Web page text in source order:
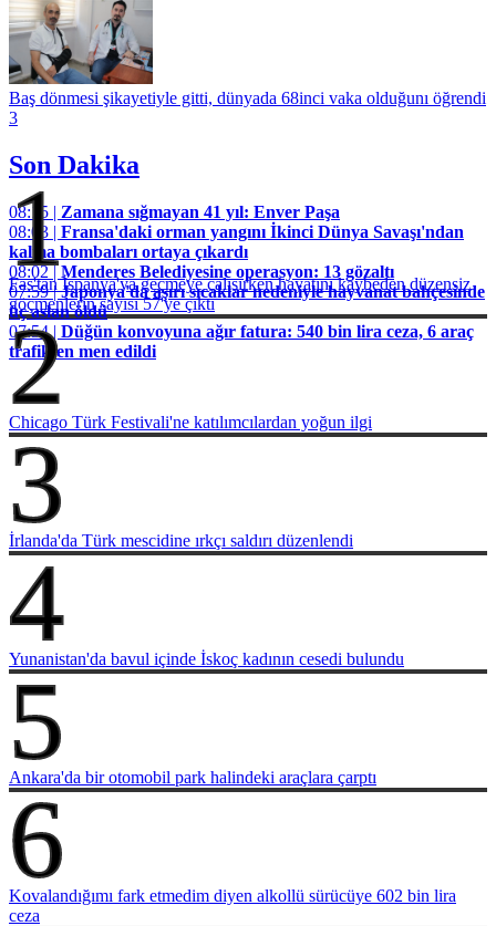
Baş dönmesi şikayetiyle gitti, dünyada 68inci vaka olduğunı öğrendi
3
Son Dakika
08:15 | Zamana sığmayan 41 yıl: Enver Paşa
08:03 | Fransa'daki orman yangını İkinci Dünya Savaşı'ndan
kalma bombaları ortaya çıkardı
08:02 |Menderes Belediyesine operasyon: 13 gözaltı
07:59 |Japonya'da aşırı sıcaklar nedeniyle hayvanat bahçesinde
üç aslan öldü
07:54 | Düğün konvoyuna ağır fatura: 540 bin lira ceza, 6 araç
trafikten men edildi
1
Fas'tan İspanya'ya geçmeye çalışırken hayatını kaybeden düzensiz
göçmenlerin sayısı 57'ye çıktı
2
Chicago Türk Festivali'ne katılımcılardan yoğun ilgi
3
İrlanda'da Türk mescidine ırkçı saldırı düzenlendi
4
Yunanistan'da bavul içinde İskoç kadının cesedi bulundu
5
Ankara'da bir otomobil park halindeki araçlara çarptı
6
Kovalandığımı fark etmedim diyen alkollü sürücüye 602 bin lira
ceza